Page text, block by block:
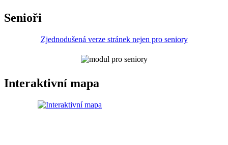
Senioři
Zjednodušená verze stránek nejen pro seniory
Interaktivní mapa